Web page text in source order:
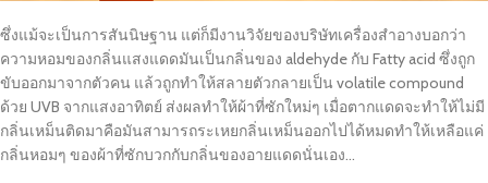
ซึ่งแม้จะเป็นการสันนิษฐาน แต่ก็มีงานวิจัยของบริษัทเครื่องสำอางบอกว่า
ความหอมของกลิ่นแสงแดดมันเป็นกลิ่นของ aldehyde กับ Fatty acid ซึ่งถูก
ขับออกมาจากตัวคน แล้วถูกทำให้สลายตัวกลายเป็น volatile compound
ด้วย UVB จากแสงอาทิตย์ ส่งผลทำให้ผ้าที่ซักใหม่ๆ เมื่อตากแดดจะทำให้ไม่มี
กลิ่นเหม็นติดมาคือมันสามารถระเหยกลิ่นเหม็นออกไปได้หมดทำให้เหลือแค่
กลิ่นหอมๆ ของผ้าที่ซักบวกกับกลิ่นของอายแดดนั่นเอง…